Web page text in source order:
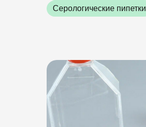
Серологические пипетки